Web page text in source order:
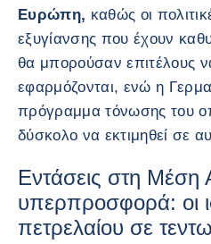
Ευρώπη, καθώς οι
εξυγίανσης που έχουν
θα μπορούσαν επιτέλους
εφαρμόζονται, ενώ η
πρόγραμμα τόνωσης του
δύσκολο να εκτιμηθεί σε
Εντάσεις στη Μέση
υπερπροσφορά: οι
πετρελαίου σε